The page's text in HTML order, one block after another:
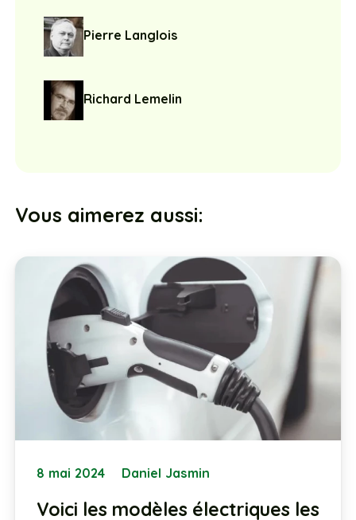
Pierre Langlois
Richard Lemelin
Vous aimerez aussi:
8 mai 2024 Daniel Jasmin
Voici les modèles électriques les